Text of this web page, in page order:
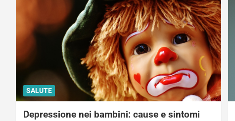
SALUTE
Depressione nei bambini: cause e sintomi